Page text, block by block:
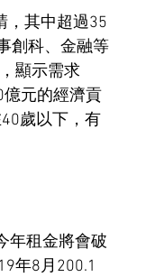
，其中超過35
創科、金融等
顯示需求
元的經濟貢
歲以下，有
年租金將會破
年8月200.1